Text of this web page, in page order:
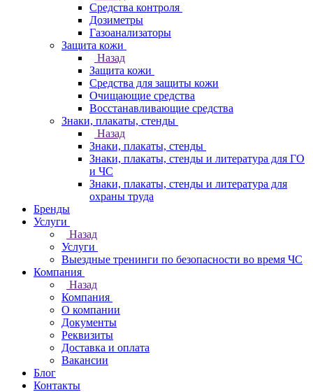
Средства контроля
Дозиметры
Газоанализаторы
Защита кожи
Назад
Защита кожи
Средства для защиты кожи
Очищающие средства
Восстанавливающие средства
Знаки, плакаты, стенды
Назад
Знаки, плакаты, стенды
Знаки, плакаты, стенды и литература для ГО
и ЧС
Знаки, плакаты, стенды и литература для
охраны труда
Бренды
Услуги
Назад
Услуги
Выездные тренинги по безопасности во время ЧС
Компания
Назад
Компания
О компании
Документы
Реквизиты
Доставка и оплата
Вакансии
Блог
Контакты